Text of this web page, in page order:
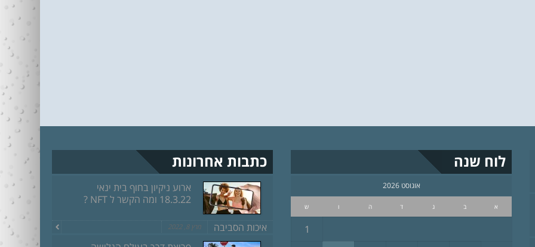
לוח שנה
אוגוסט 2026
א ב ג ד ה ו ש
1
כתבות אחרונות
ארוע ניקיון בחוף בית ינאי
18.3.22 ומה הקשר ל NFT ?
איכות הסביבה מרץ 8, 2022